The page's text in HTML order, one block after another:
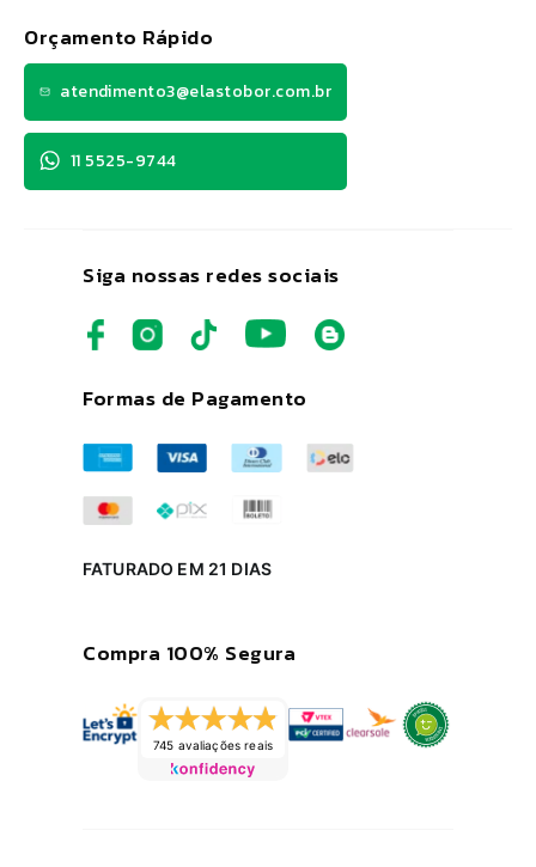
Siga nossas redes sociais
Formas de Pagamento
FATURADO EM 21 DIAS
Compra 100% Segura
745 avaliações reais
Orçamento Rápido
atendimento3@elastobor.com.br
11 5525-9744